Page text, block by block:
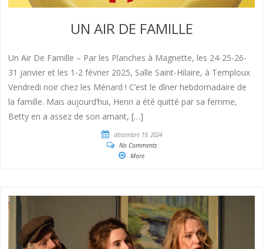
UN AIR DE FAMILLE
Un Air De Famille – Par les Planches à Magnette, les 24-25-26-
31 janvier et les 1-2 février 2025, Salle Saint-Hilaire, à Temploux
Vendredi noir chez les Ménard ! C’est le dîner hebdomadaire de
la famille. Mais aujourd’hui, Henri a été quitté par sa femme,
Betty en a assez de son amant, […]
décembre 19, 2024
No Comments
More